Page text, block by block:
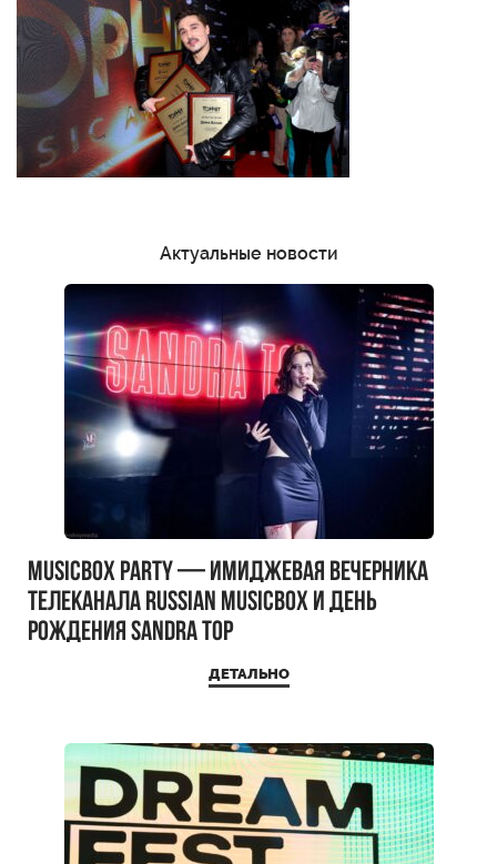
Актуальные новости
MUSICBOX PARTY — имиджевая вечерника
телеканала RUSSIAN MUSICBOX и день
рождения Sandra Top
ДЕТАЛЬНО